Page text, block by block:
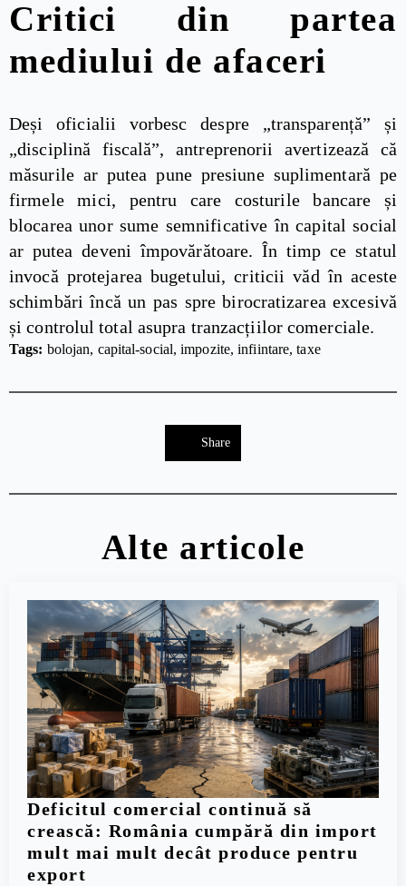
Critici din partea
mediului de afaceri
Deși oficialii vorbesc despre „transparență” și
„disciplină fiscală”, antreprenorii avertizează că
măsurile ar putea pune presiune suplimentară pe
firmele mici, pentru care costurile bancare și
blocarea unor sume semnificative în capital social
ar putea deveni împovărătoare. În timp ce statul
invocă protejarea bugetului, criticii văd în aceste
schimbări încă un pas spre birocratizarea excesivă
și controlul total asupra tranzacțiilor comerciale.
Tags: bolojan capital-social impozite infiintare taxe
Share
Alte articole
Deficitul comercial continuă să
crească: România cumpără din import
mult mai mult decât produce pentru
export